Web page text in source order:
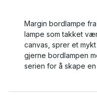
Margin bordlampe
lampe som takket
canvas, sprer et
gjerne bordlampen
serien for å skape